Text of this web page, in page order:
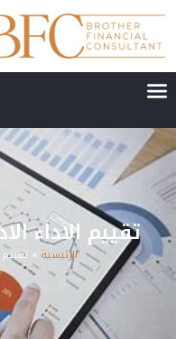
تقييم الاداء
الرئيسية » تقييم